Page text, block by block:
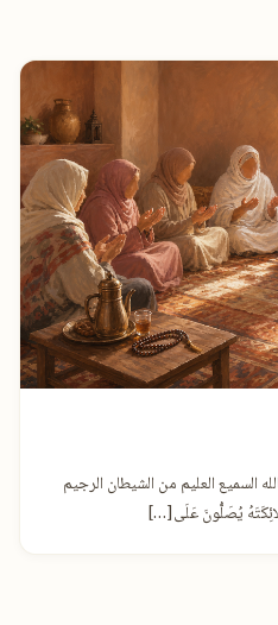
السميع العليم من الشيطان الرجيم
يُصَلُّونَ عَلَى[…]